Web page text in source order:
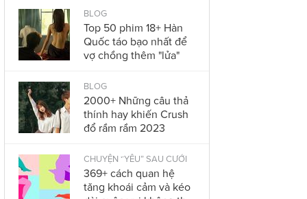
BLOG
Top 50 phim 18+ Hàn
Quốc táo bạo nhất để
vợ chồng thêm "lửa"
BLOG
2000+ Những câu thả
thính hay khiến Crush
đổ rầm rầm 2023
CHUYỆN “YÊU” SAU CƯỚI
369+ cách quan hệ
tăng khoái cảm và kéo